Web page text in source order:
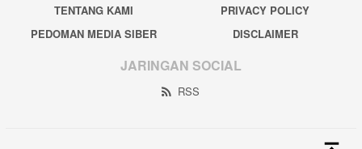
TENTANG KAMI
PRIVACY POLICY
PEDOMAN MEDIA SIBER
DISCLAIMER
JARINGAN SOCIAL
RSS